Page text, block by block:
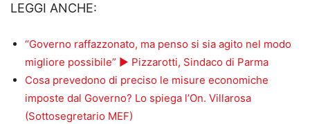
LEGGI ANCHE:
“Governo raffazzonato, ma penso si sia agito nel modo
migliore possibile” ► Pizzarotti, Sindaco di Parma
Cosa prevedono di preciso le misure economiche
imposte dal Governo? Lo spiega l’On. Villarosa
(Sottosegretario MEF)